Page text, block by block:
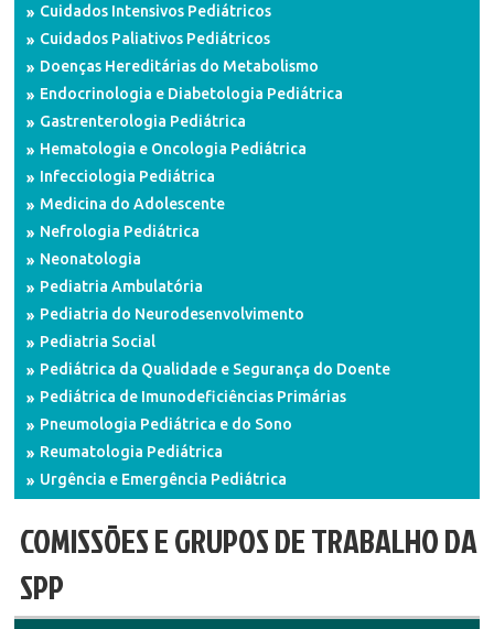
Cuidados Intensivos Pediátricos
Cuidados Paliativos Pediátricos
Doenças Hereditárias do Metabolismo
Endocrinologia e Diabetologia Pediátrica
Gastrenterologia Pediátrica
Hematologia e Oncologia Pediátrica
Infecciologia Pediátrica
Medicina do Adolescente
Nefrologia Pediátrica
Neonatologia
Pediatria Ambulatória
Pediatria do Neurodesenvolvimento
Pediatria Social
Pediátrica da Qualidade e Segurança do Doente
Pediátrica de Imunodeficiências Primárias
Pneumologia Pediátrica e do Sono
Reumatologia Pediátrica
Urgência e Emergência Pediátrica
COMISSÕES E GRUPOS DE TRABALHO DA
SPP